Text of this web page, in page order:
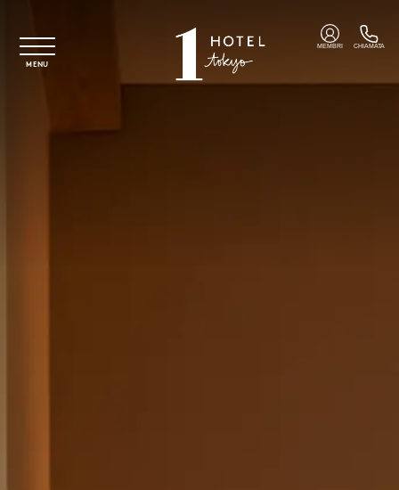
MENU
MEMBRI CHIAMATA